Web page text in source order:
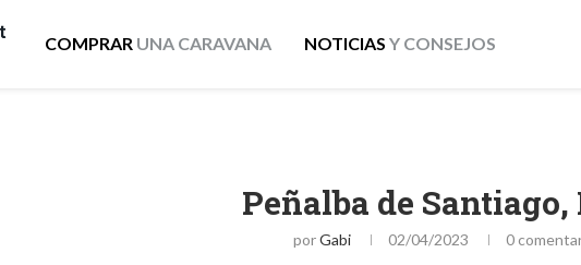
COMPRAR UNA CARAVANA NOTICIAS Y CONSEJOS
Peñalba de Santiago,
porGabi 02/04/2023 0